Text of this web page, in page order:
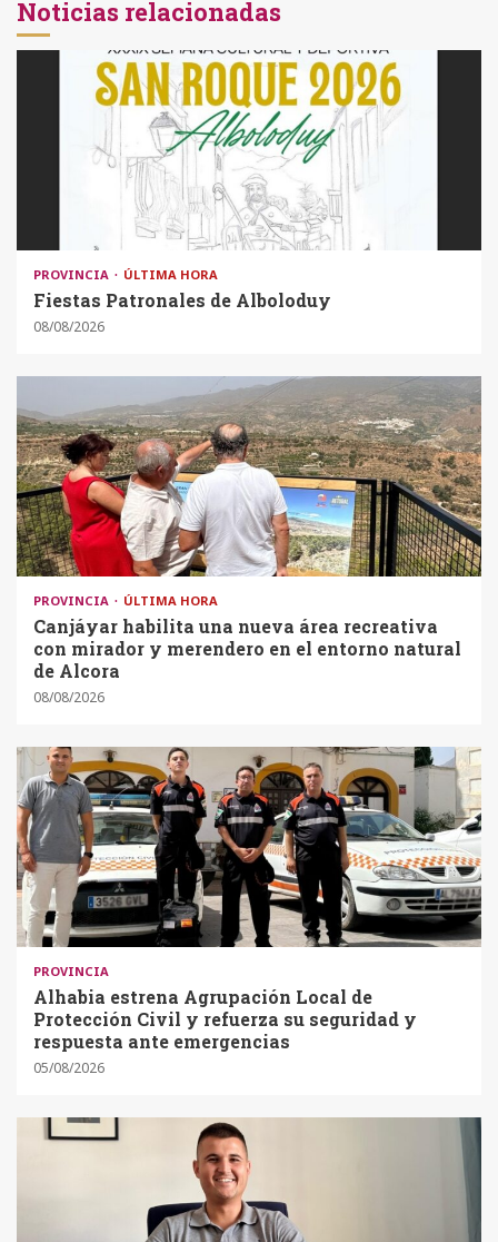
Noticias relacionadas
PROVINCIA ÚLTIMA HORA
Fiestas Patronales de Alboloduy
08/08/2026
PROVINCIA ÚLTIMA HORA
Canjáyar habilita una nueva área recreativa
con mirador y merendero en el entorno natural
de Alcora
08/08/2026
PROVINCIA
Alhabia estrena Agrupación Local de
Protección Civil y refuerza su seguridad y
respuesta ante emergencias
05/08/2026